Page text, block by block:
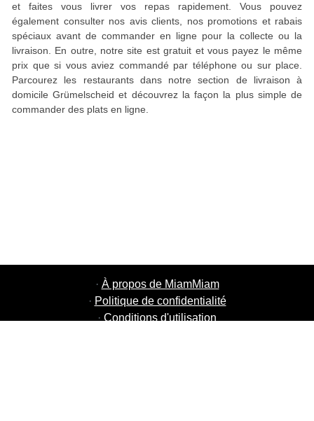
et faites vous livrer vos repas rapidement. Vous pouvez
également consulter nos avis clients, nos promotions et rabais
spéciaux avant de commander en ligne pour la collecte ou la
livraison. En outre, notre site est gratuit et vous payez le même
prix que si vous aviez commandé par téléphone ou sur place.
Parcourez les restaurants dans notre section de livraison à
domicile Grümelscheid et découvrez la façon la plus simple de
commander des plats en ligne.
· À propos de MiamMiam
· Politique de confidentialité
· Conditions d'utilisation